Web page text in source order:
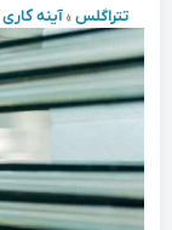
تتراگلس » آینه کاری